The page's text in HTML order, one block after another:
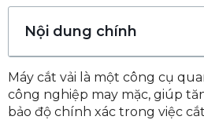
Nội dung chính
Máy cắt vải là một công cụ
công nghiệp may mặc, giúp
bảo độ chính xác trong việc